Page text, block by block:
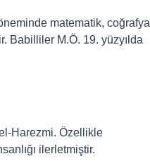
matematik, coğrafya
Babilliler M.Ö. 19. yüzyılda
Harezmi. Özellikle
ilerletmiştir.